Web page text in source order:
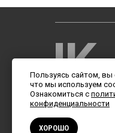
Пользуясь сайтом, вы
что мы используем
Ознакомиться с
конфиденциальности
ХОРОШО